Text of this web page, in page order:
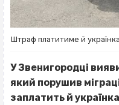
Штраф платитиме й
У Звенигородці
який порушив
заплатить й